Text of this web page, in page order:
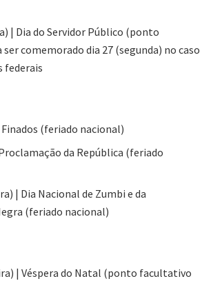
| Dia do Servidor Público (ponto
comemorado dia 27 (segunda) no caso
federais
(feriado nacional)
da República (feriado
| Dia Nacional de Zumbi e da
(feriado nacional)
| Véspera do Natal (ponto facultativo